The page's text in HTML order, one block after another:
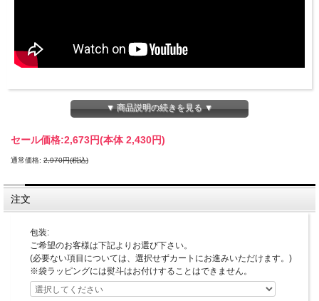
▼ 商品説明の続きを見る ▼
セール価格:2,673円(本体 2,430円)
通常価格: 2,970円(税込)
注文
包装:
ご希望のお客様は下記よりお選び下さい。
(必要ない項目については、選択せずカートにお進みいただけます。)
※袋ラッピングには熨斗はお付けすることはできません。